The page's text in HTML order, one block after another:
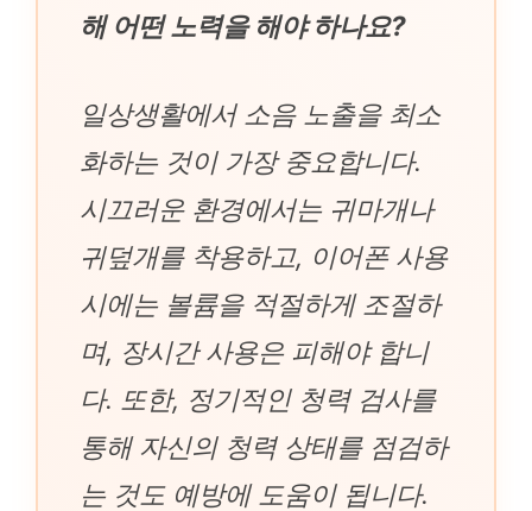
해 어떤 노력을 해야 하나요?
일상생활에서 소음 노출을 최소
화하는 것이 가장 중요합니다.
시끄러운 환경에서는 귀마개나
귀덮개를 착용하고, 이어폰 사용
시에는 볼륨을 적절하게 조절하
며, 장시간 사용은 피해야 합니
다. 또한, 정기적인 청력 검사를
통해 자신의 청력 상태를 점검하
는 것도 예방에 도움이 됩니다.